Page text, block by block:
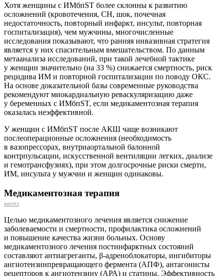
Хотя женщины с ИМбпST более склонны к развитию
осложнений (кровотечения, СН, шок, почечная
недостаточность, повторный инфаркт, инсульт, повторная
госпитализация), чем мужчины, многочисленные
исследования показывают, что ранняя инвазивная стратегия
является у них спасительным вмешательством. По данным
метаанализа исследований, при такой лечебной тактике
у женщин значительно (на 33 %) снижается смертность, риск
рецидива ИМ и повторной госпитализации по поводу ОКС.
На основе доказательной базы современные руководства
рекомендуют миокардиальную реваскуляризацию даже
у беременных с ИМбпST, если медикаментозная терапия
оказалась неэффективной.
У женщин с ИМбпST после АКШ чаще возникают
послеоперационные осложнения (необходимость
в вазопрессорах, внутриаортальной балонной
контрпульсации, искусственной вентиляции легких, диализе
и гемотрансфузиях), при этом долгосрочные риски смерти,
ИМ, инсульта у мужчин и женщин одинаковы.
Медикаментозная терапия
вверх
Целью медикаментозного лечения является снижение
заболеваемости и смертности, профилактика осложнений
и повышение качества жизни больных. Основу
медикаментозного лечения постинфарктных состояний
составляют антиагреганты, β-адреноблокаторы, ингибиторы
ангиотензинпревращающего фермента (АПФ), антагонисты
рецепторов к ангиотензину (АРА) и статины. Эффективность